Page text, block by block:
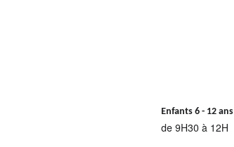
Enfants 6 - 12 ans
de 9H30 à 12H